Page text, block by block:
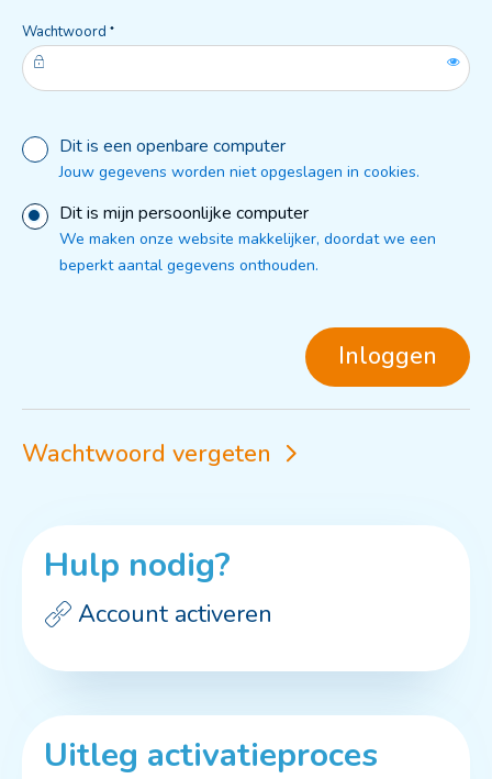
Wachtwoord *
Toon
Uw inloggegevens
Dit is een openbare computer
Jouw gegevens worden niet opgeslagen in cookies.
Dit is mijn persoonlijke computer
We maken onze website makkelijker, doordat we een
beperkt aantal gegevens onthouden.
Inloggen
Wachtwoord vergeten
Hulp nodig?
Account activeren
Uitleg activatieproces